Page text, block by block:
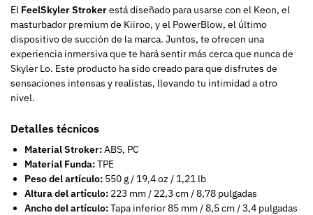
El FeelSkyler Strokerestá diseñado para usarse con el Keon, el
masturbador premium de Kiiroo, y el PowerBlow, el último
dispositivo de succión de la marca. Juntos, te ofrecen una
experiencia inmersiva que te hará sentir más cerca que nunca de
Skyler Lo. Este producto ha sido creado para que disfrutes de
sensaciones intensas y realistas, llevando tu intimidad a otro
nivel.
Detalles técnicos
Material Stroker:ABS, PC
Material Funda:TPE
Peso del artículo: 550 g / 19,4 oz / 1,21 lb
Altura del artículo: 223 mm / 22,3 cm / 8,78 pulgadas
Ancho del artículo:Tapa inferior 85 mm / 8,5 cm / 3,4 pulgadas